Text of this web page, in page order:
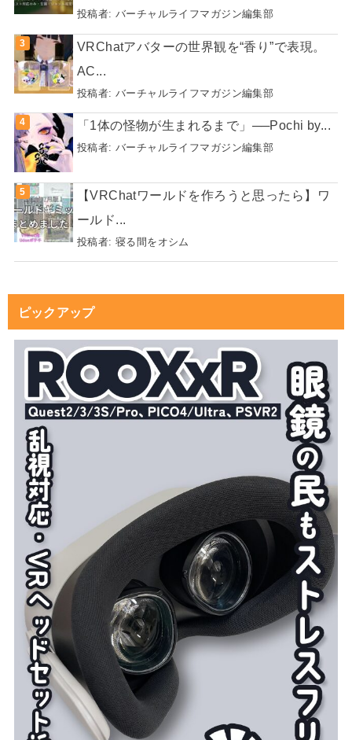
投稿者: バーチャルライフマガジン編集部
VRChatアバターの世界観を“香り”で表現。
AC...
投稿者: バーチャルライフマガジン編集部
「1体の怪物が生まれるまで」──Pochi by...
投稿者: バーチャルライフマガジン編集部
【VRChatワールドを作ろうと思ったら】ワ
ールド...
投稿者: 寝る間をオシム
ピックアップ